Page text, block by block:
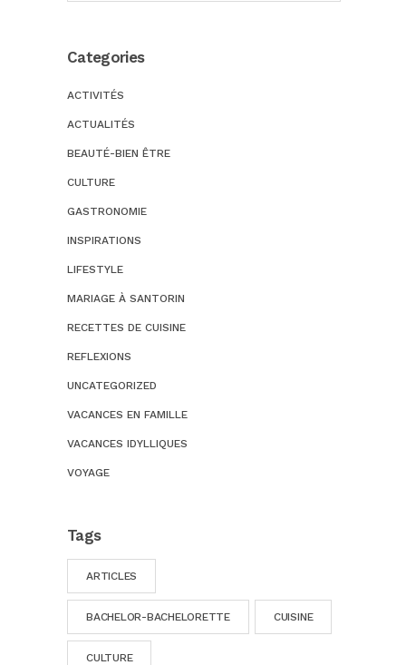
Categories
ACTIVITÉS
ACTUALITÉS
BEAUTÉ-BIEN ÊTRE
CULTURE
GASTRONOMIE
INSPIRATIONS
LIFESTYLE
MARIAGE À SANTORIN
RECETTES DE CUISINE
REFLEXIONS
UNCATEGORIZED
VACANCES EN FAMILLE
VACANCES IDYLLIQUES
VOYAGE
Tags
ARTICLES
BACHELOR-BACHELORETTE CUISINE
CULTURE